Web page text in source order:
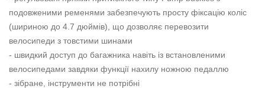
подовженими ременями забезпечують просту фіксацію коліс
(шириною до 4.7 дюймів), що дозволяє перевозити
велосипеди з товстими шинами
- швидкий доступ до багажника навіть із встановленими
велосипедами завдяки функції нахилу ножною педаллю
- зібране, інструменти не потрібні